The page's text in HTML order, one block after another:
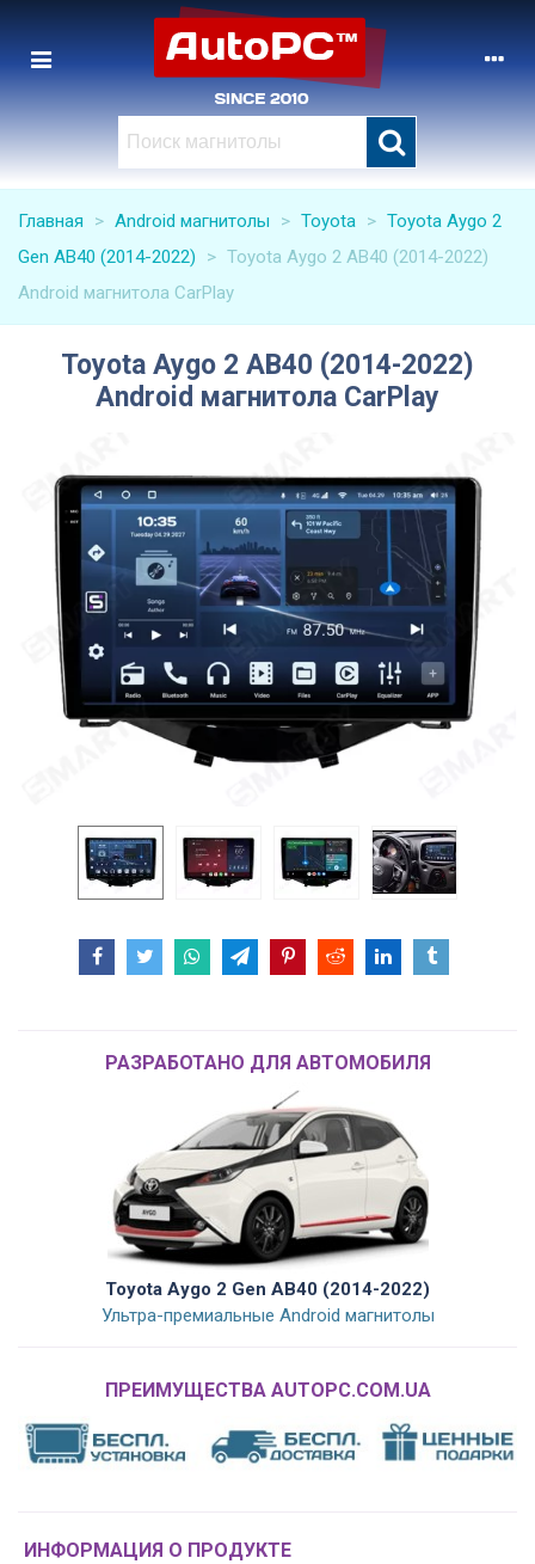
Главная > Android магнитолы > Toyota > Toyota Aygo 2
Gen AB40 (2014-2022)
> Toyota Aygo 2 AB40 (2014-2022)
Android магнитола CarPlay
Toyota Aygo 2 AB40 (2014-2022)
Android магнитола CarPlay
РАЗРАБОТАНО ДЛЯ АВТОМОБИЛЯ
Toyota Aygo 2 Gen AB40 (2014-2022)
Ультра-премиальные Android магнитолы
ПРЕИМУЩЕСТВА AUTOPC.COM.UA
ИНФОРМАЦИЯ О ПРОДУКТЕ